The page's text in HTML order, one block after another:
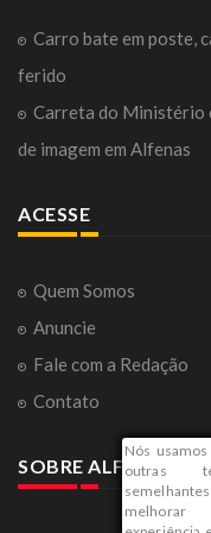
Nós
outras
Carro bate em poste,
ferido
Carreta do Ministério
de imagem em Alfenas
ACESSE
Quem Somos
Anuncie
Fale com a Redação
Contato
SOBRE ALFENAS